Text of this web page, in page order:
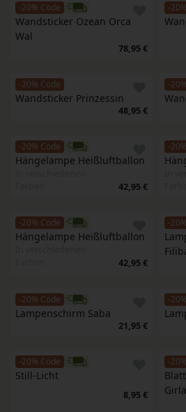
-20% Code
Wandsticker Ozean Orca
Wal
78,95 €
-
-20% Code
Wandsticker Prinzessin
48,95 €
-
-20% Code
Hängelampe Heißluftballon
42,95 €
-
-20% Code
Hängelampe Heißluftballon
42,95 €
-
-20% Code
Lampenschirm Saba
21,95 €
-
-20% Code
Still-Licht
8,95 €
-